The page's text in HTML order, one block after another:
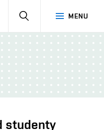
MENU
studenty